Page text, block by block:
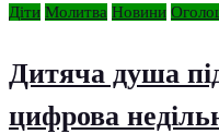
Діти Молитва Новини
Дитяча душа
цифрова